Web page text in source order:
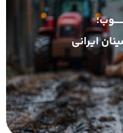
ایرانی